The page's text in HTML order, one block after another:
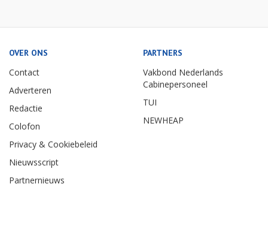
OVER ONS
Contact
Adverteren
Redactie
Colofon
Privacy & Cookiebeleid
Nieuwsscript
Partnernieuws
PARTNERS
Vakbond Nederlands
Cabinepersoneel
TUI
NEWHEAP